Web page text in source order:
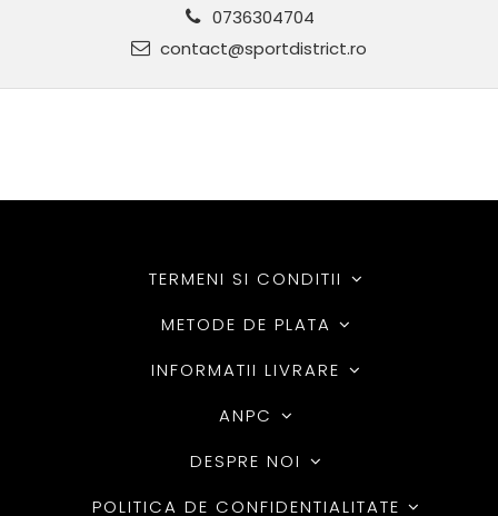
0736304704
contact@sportdistrict.ro
TERMENI SI CONDITII
METODE DE PLATA
INFORMATII LIVRARE
ANPC
DESPRE NOI
POLITICA DE CONFIDENTIALITATE